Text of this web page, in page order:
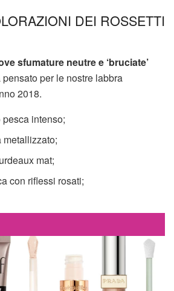
DEI ROSSETTI
sfumature neutre e ‘bruciate’
per le nostre labbra
2018.
intenso;
metallizzato;
mat;
con riflessi rosati;